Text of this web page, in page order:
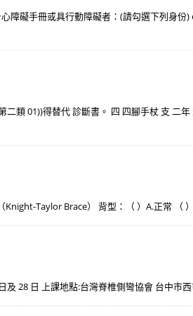
礙手冊或具行動障礙者：(請勾選下列身份
類 01))得替代 診斷書。 四 四腳手杖 支 二
Taylor Brace） 背型：（ ）A.正常 （
28 日 上課地點:台灣脊椎側彎協會 台中市